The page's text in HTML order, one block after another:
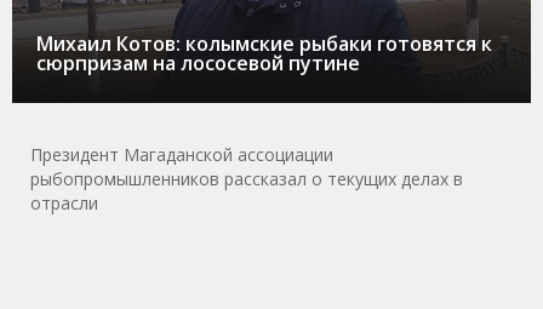
Михаил Котов: колымские рыбаки готовятся к
сюрпризам на лососевой путине
Президент Магаданской ассоциации
рыбопромышленников рассказал о текущих делах в
отрасли